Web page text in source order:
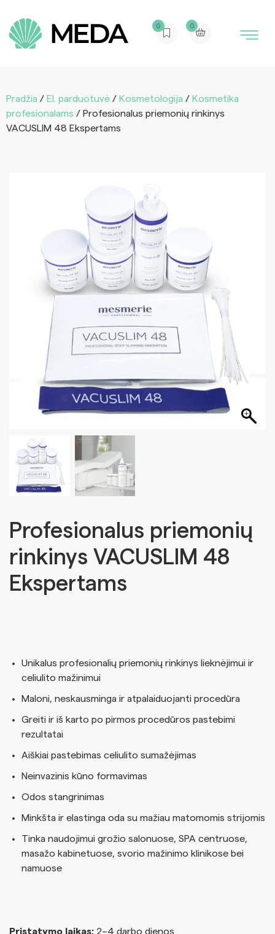
0 0
Pradžia / El. parduotuvė / Kosmetologija / Kosmetika
profesionalams / Profesionalus priemonių rinkinys
VACUSLIM 48 Ekspertams
Profesionalus priemonių
rinkinys VACUSLIM 48
Ekspertams
Unikalus profesionalių priemonių rinkinys lieknėjimui ir
celiulito mažinimui
Maloni, neskausminga ir atpalaiduojanti procedūra
Greiti ir iš karto po pirmos procedūros pastebimi
rezultatai
Aiškiai pastebimas celiulito sumažėjimas
Neinvazinis kūno formavimas
Odos stangrinimas
Minkšta ir elastinga oda su mažiau matomomis strijomis
Tinka naudojimui grožio salonuose, SPA centruose,
masažo kabinetuose, svorio mažinimo klinikose bei
namuose
Pristatymo laikas: 2–4 darbo dienos